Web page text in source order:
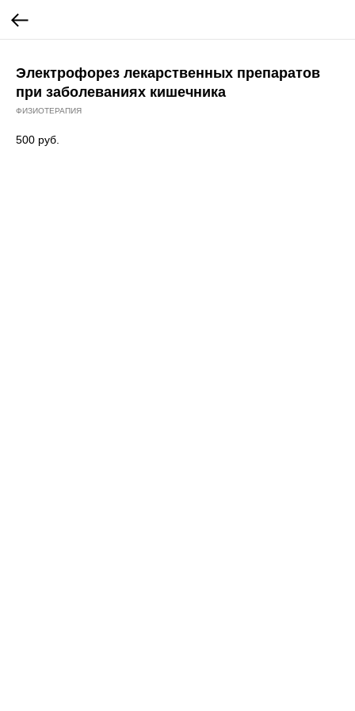
Электрофорез лекарственных препаратов
при заболеваниях кишечника
ФИЗИОТЕРАПИЯ
500 руб.